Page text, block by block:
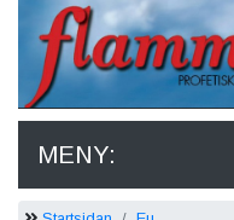
MENY: